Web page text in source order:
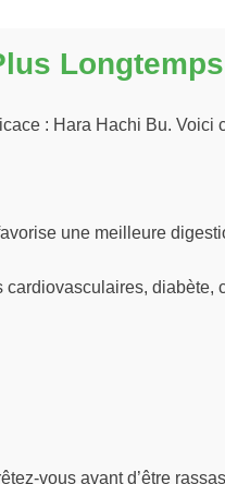
: Hara Hachi Bu. Voici
une meilleure
diabète,
vous avant d’être